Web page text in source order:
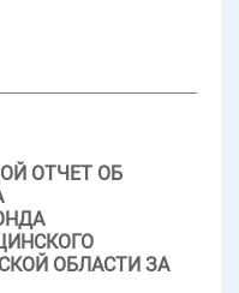
ОТЧЕТ ОБ
ОБЛАСТИ ЗА